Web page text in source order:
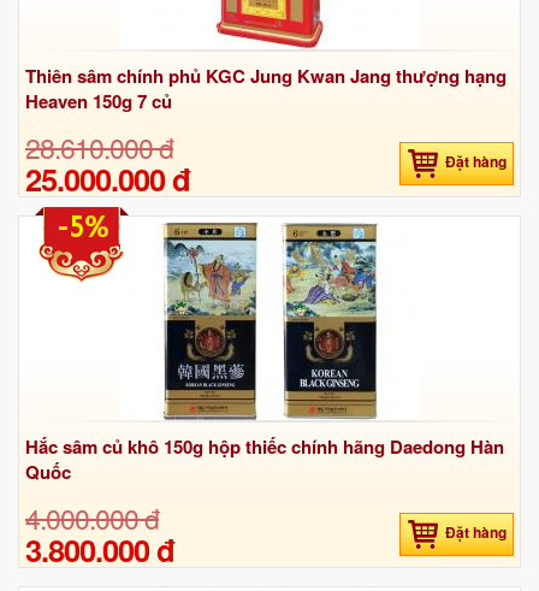
Thiên sâm chính phủ KGC Jung Kwan Jang thượng hạng
Heaven 150g 7 củ
28.610.000 đ
25.000.000 đ Đặt hàng
Hắc sâm củ khô 150g hộp thiếc chính hãng Daedong Hàn
Quốc
4.000.000 đ
3.800.000 đ Đặt hàng
-5%